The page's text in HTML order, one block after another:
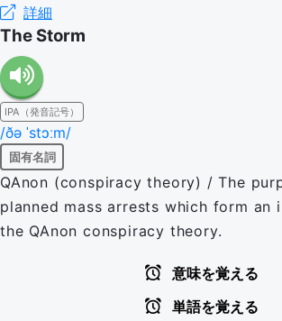
詳細
The Storm
IPA（発音記号）
/ðə ˈstɔːm/
固有名詞
QAnon (conspiracy theory) / The
planned mass arrests which form
the QAnon conspiracy theory.
意味を覚える
単語を覚える